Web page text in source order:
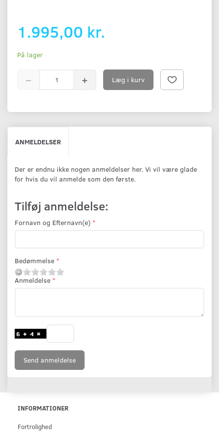
1.995,00 kr.
På lager
Læg i kurv
ANMELDELSER
Der er endnu ikke nogen anmeldelser her. Vi vil være glade
for hvis du vil anmelde som den første.
Tilføj anmeldelse:
Fornavn og Efternavn(e)
Bedømmelse
Anmeldelse
Send anmeldelse
INFORMATIONER
Fortrolighed